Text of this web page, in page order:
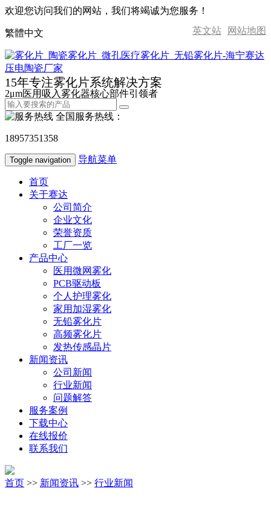
欢迎您访问我们的网站，我们将竭诚为您服务！
网站地图
英文站
繁體中文
15年专注雾化片系统解决方案
2μm医用吸入雾化器核心部件引领者
全国服务热线：
18957351358
Toggle navigation 导航菜单
首页
关于赛达
公司简介
企业文化
荣誉资质
工厂一览
产品中心
医用微网雾化
PCB驱动板
个人护理雾化
家用加湿雾化
无铅雾化片
高频雾化片
发热传感晶片
新闻资讯
公司新闻
行业新闻
问题解答
服务案例
下载中心
在线报价
联系我们
首页 >> 新闻资讯 >> 行业新闻